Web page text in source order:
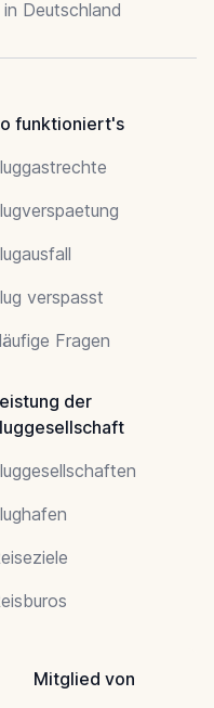
Deutschland
funktioniert's
verspasst
Fragen
der
Mitglied von